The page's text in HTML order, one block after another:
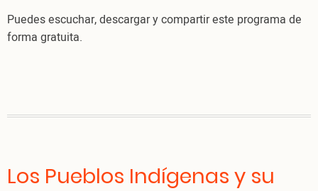
Puedes escuchar, descargar y compartir este programa de
forma gratuita.
Los Pueblos Indígenas y su